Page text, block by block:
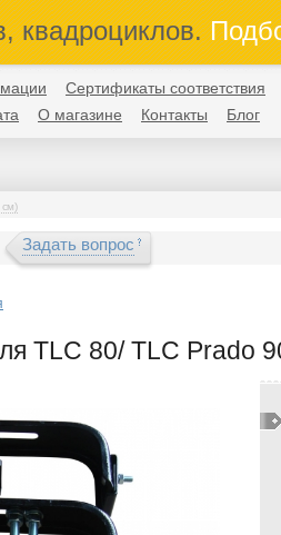
квадроциклов.
Сертификаты соответствия
О магазине Контакты Блог
см)
Задать вопрос
TLC 80/ TLC Prado